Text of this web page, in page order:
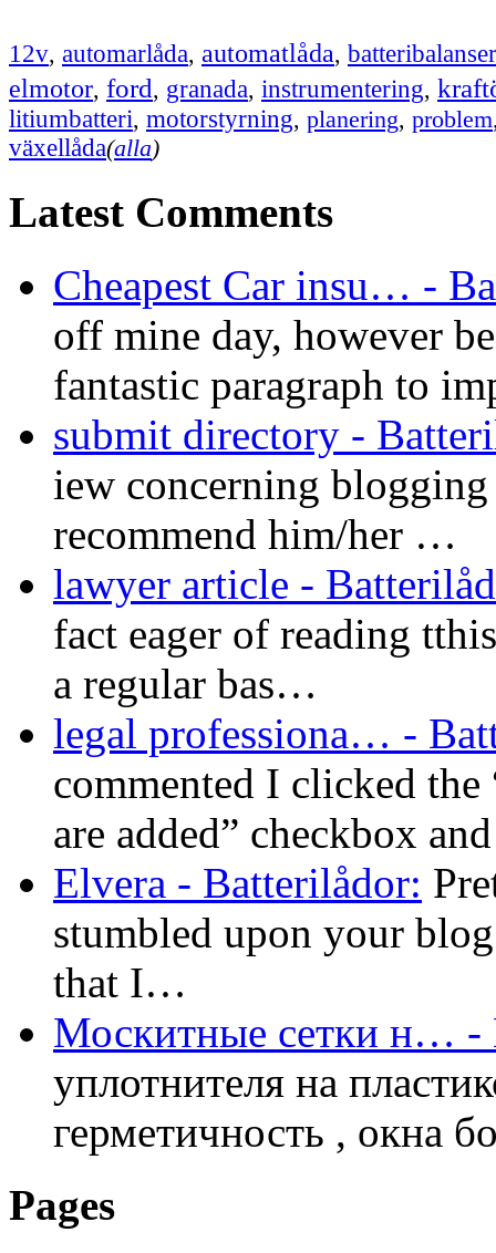
12v, automarlåda, automatlåda,
elmotor, ford, granada, instrumentering,
litiumbatteri, motorstyrning, planering, problem
växellåda(alla)
Latest Comments
Cheapest Car insu… -
off mine day, however
fantastic paragraph to
submit directory -
iew concerning
recommend him/her …
lawyer article -
fact eager of reading
a regular bas…
legal professiona… -
commented I clicked
are added” checkbox
Elvera - Batterilådor:
stumbled upon your
that I…
Москитные сетки н… -
уплотнителя на
герметичность , окна
Pages